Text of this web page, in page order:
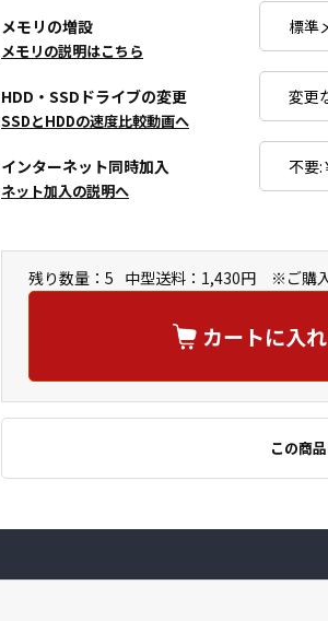
メモリの増設
メモリの説明はこちら
HDD・SSDドライブの変更
SSDとHDDの速度比較動画へ
インターネット同時加入
ネット加入の説明へ
残り数量：5 中型送料：1,430円 ※ご購入
カートに入
この商